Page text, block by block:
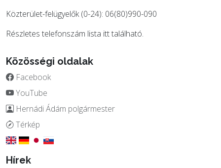
Közterület-felügyelők (0-24): 06(80)990-090
Részletes telefonszám lista itttalálható.
Közösségi oldalak
Facebook
YouTube
Hernádi Ádám polgármester
Térkép
Hírek